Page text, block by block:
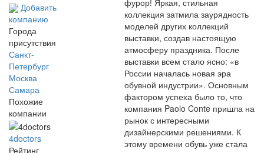
Добавить
компанию
Города
присутствия
Санкт-
Петербург
Москва
Самара
Похожие
компании
4doctors
Рейтинг
фурор! Яркая, стильная
коллекция затмила заурядность
моделей других коллекций
выставки, создав настоящую
атмосферу праздника. После
выставки всем стало ясно: «в
России началась новая эра
обувной индустрии». Основным
фактором успеха было то, что
компания Paolo Conte пришла на
рынок с интересными
дизайнерскими решениями. К
этому времени обувь уже стала